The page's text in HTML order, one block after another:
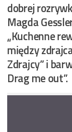
dobrej
Magda
„Kuchenne
między
Zdrajcy” i
Drag me out”.